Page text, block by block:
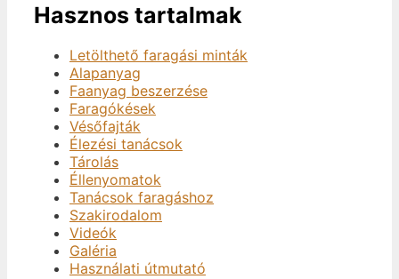
Hasznos tartalmak
Letölthető faragási minták
Alapanyag
Faanyag beszerzése
Faragókések
Vésőfajták
Élezési tanácsok
Tárolás
Éllenyomatok
Tanácsok faragáshoz
Szakirodalom
Videók
Galéria
Használati útmutató